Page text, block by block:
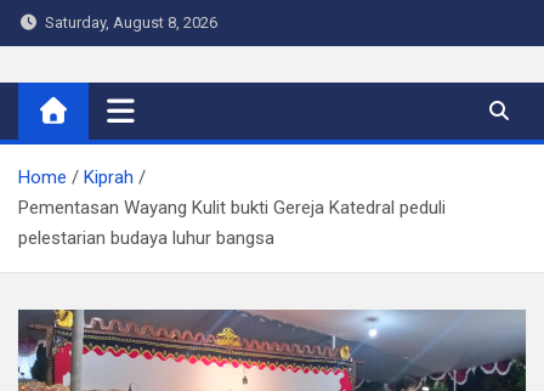
Skip
to
Saturday, August 8, 2026
Warta Indo
Home
Kiprah
Pementasan Wayang Kulit bukti Gereja Katedral peduli
pelestarian budaya luhur bangsa